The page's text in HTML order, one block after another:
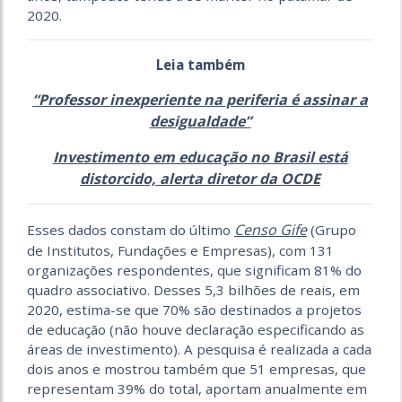
2020.
Leia também
“Professor inexperiente na periferia é assinar a
desigualdade”
Investimento em educação no Brasil está
distorcido, alerta diretor da OCDE
Esses dados constam do último Censo Gife(Grupo
de Institutos, Fundações e Empresas), com 131
organizações respondentes, que significam 81% do
quadro associativo. Desses 5,3 bilhões de reais, em
2020, estima-se que 70% são destinados a projetos
de educação (não houve declaração especificando as
áreas de investimento). A pesquisa é realizada a cada
dois anos e mostrou também que 51 empresas, que
representam 39% do total, aportam anualmente em